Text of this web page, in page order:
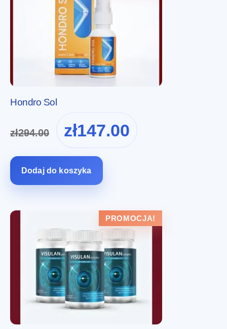
Hondro Sol
zł294.00
Pierwotna
cena
wynosiła:
zł147.00
cena
Dodaj do koszyka
PROMOCJA!